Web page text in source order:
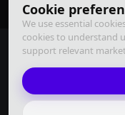
Cookie
We use essential
cookies to understand
support relevant